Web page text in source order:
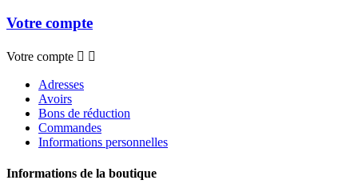
Votre compte
Votre compte  
Adresses
Avoirs
Bons de réduction
Commandes
Informations personnelles
Informations de la boutique